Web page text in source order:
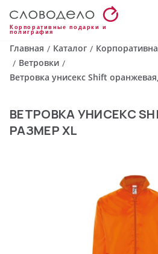
Корпоративные подарки и
полиграфия
Главная / Каталог /
/ Ветровки /
Ветровка унисекс Shift
ВЕТРОВКА УНИСЕКС
РАЗМЕР XL